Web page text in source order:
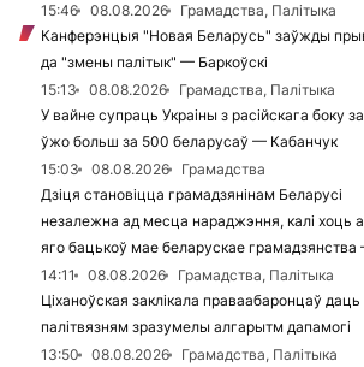
15:46
08.08.2026
Грамадства, Палітыка
Канферэнцыя "Новая Беларусь" заўжды
да "змены палітык" — Баркоўскі
15:13
08.08.2026
Грамадства, Палітыка
У вайне супраць Украіны з расійскага боку
ўжо больш за 500 беларусаў — Кабанчук
15:03
08.08.2026
Грамадства
Дзіця становіцца грамадзянінам Беларусі
незалежна ад месца нараджэння, калі хоць
яго бацькоў мае беларускае
14:11
08.08.2026
Грамадства, Палітыка
Ціханоўская заклікала праваабаронцаў
палітвязням зразумелы алгарытм дапамогі
13:50
08.08.2026
Грамадства, Палітыка